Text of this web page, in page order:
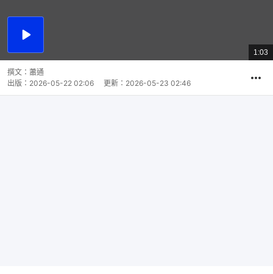
播
總
共
1:03
撰文： 蕭通
出版： 2026-05-22 02:06 更新： 2026-05-23 02:46